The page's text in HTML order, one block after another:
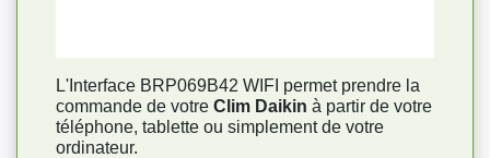
L'Interface BRP069B42 WIFI permet prendre la
commande de votre Clim Daikin à partir de votre
téléphone, tablette ou simplement de votre
ordinateur.